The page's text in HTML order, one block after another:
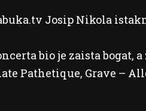
Josip Nikola
bio je zaista bogat,
Pathetique, Grave –